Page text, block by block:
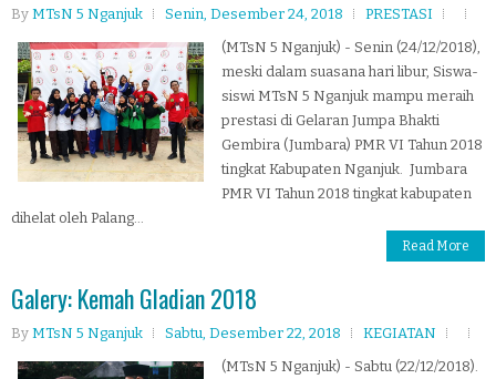
By MTsN 5 Nganjuk Senin, Desember 24, 2018
PRESTASI
(MTsN 5 Nganjuk) - Senin (24/12/2018),
meski dalam suasana hari libur, Siswa-
siswi MTsN 5 Nganjuk mampu meraih
prestasi di Gelaran Jumpa Bhakti
Gembira (Jumbara) PMR VI Tahun 2018
tingkat Kabupaten Nganjuk. Jumbara
PMR VI Tahun 2018 tingkat kabupaten
dihelat oleh Palang...
Read More
Galery: Kemah Gladian 2018
By MTsN 5 Nganjuk Sabtu, Desember 22, 2018
KEGIATAN
(MTsN 5 Nganjuk) - Sabtu (22/12/2018).